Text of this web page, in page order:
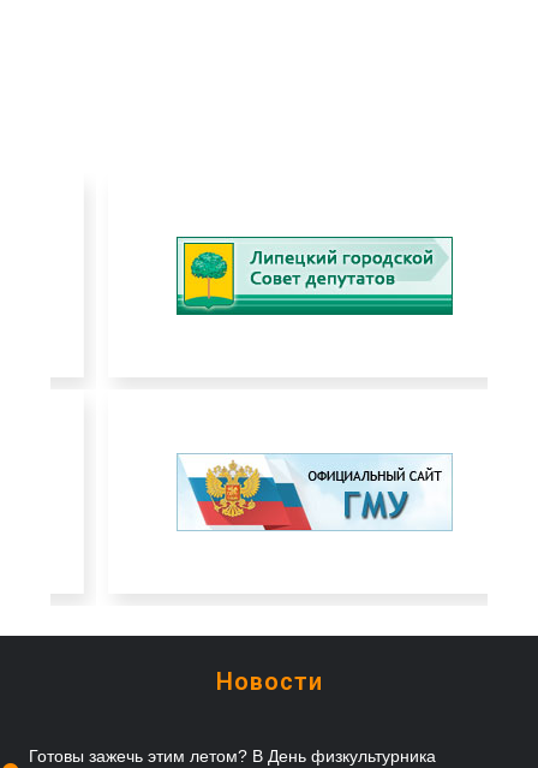
Новости
Готовы зажечь этим летом? В День физкультурника